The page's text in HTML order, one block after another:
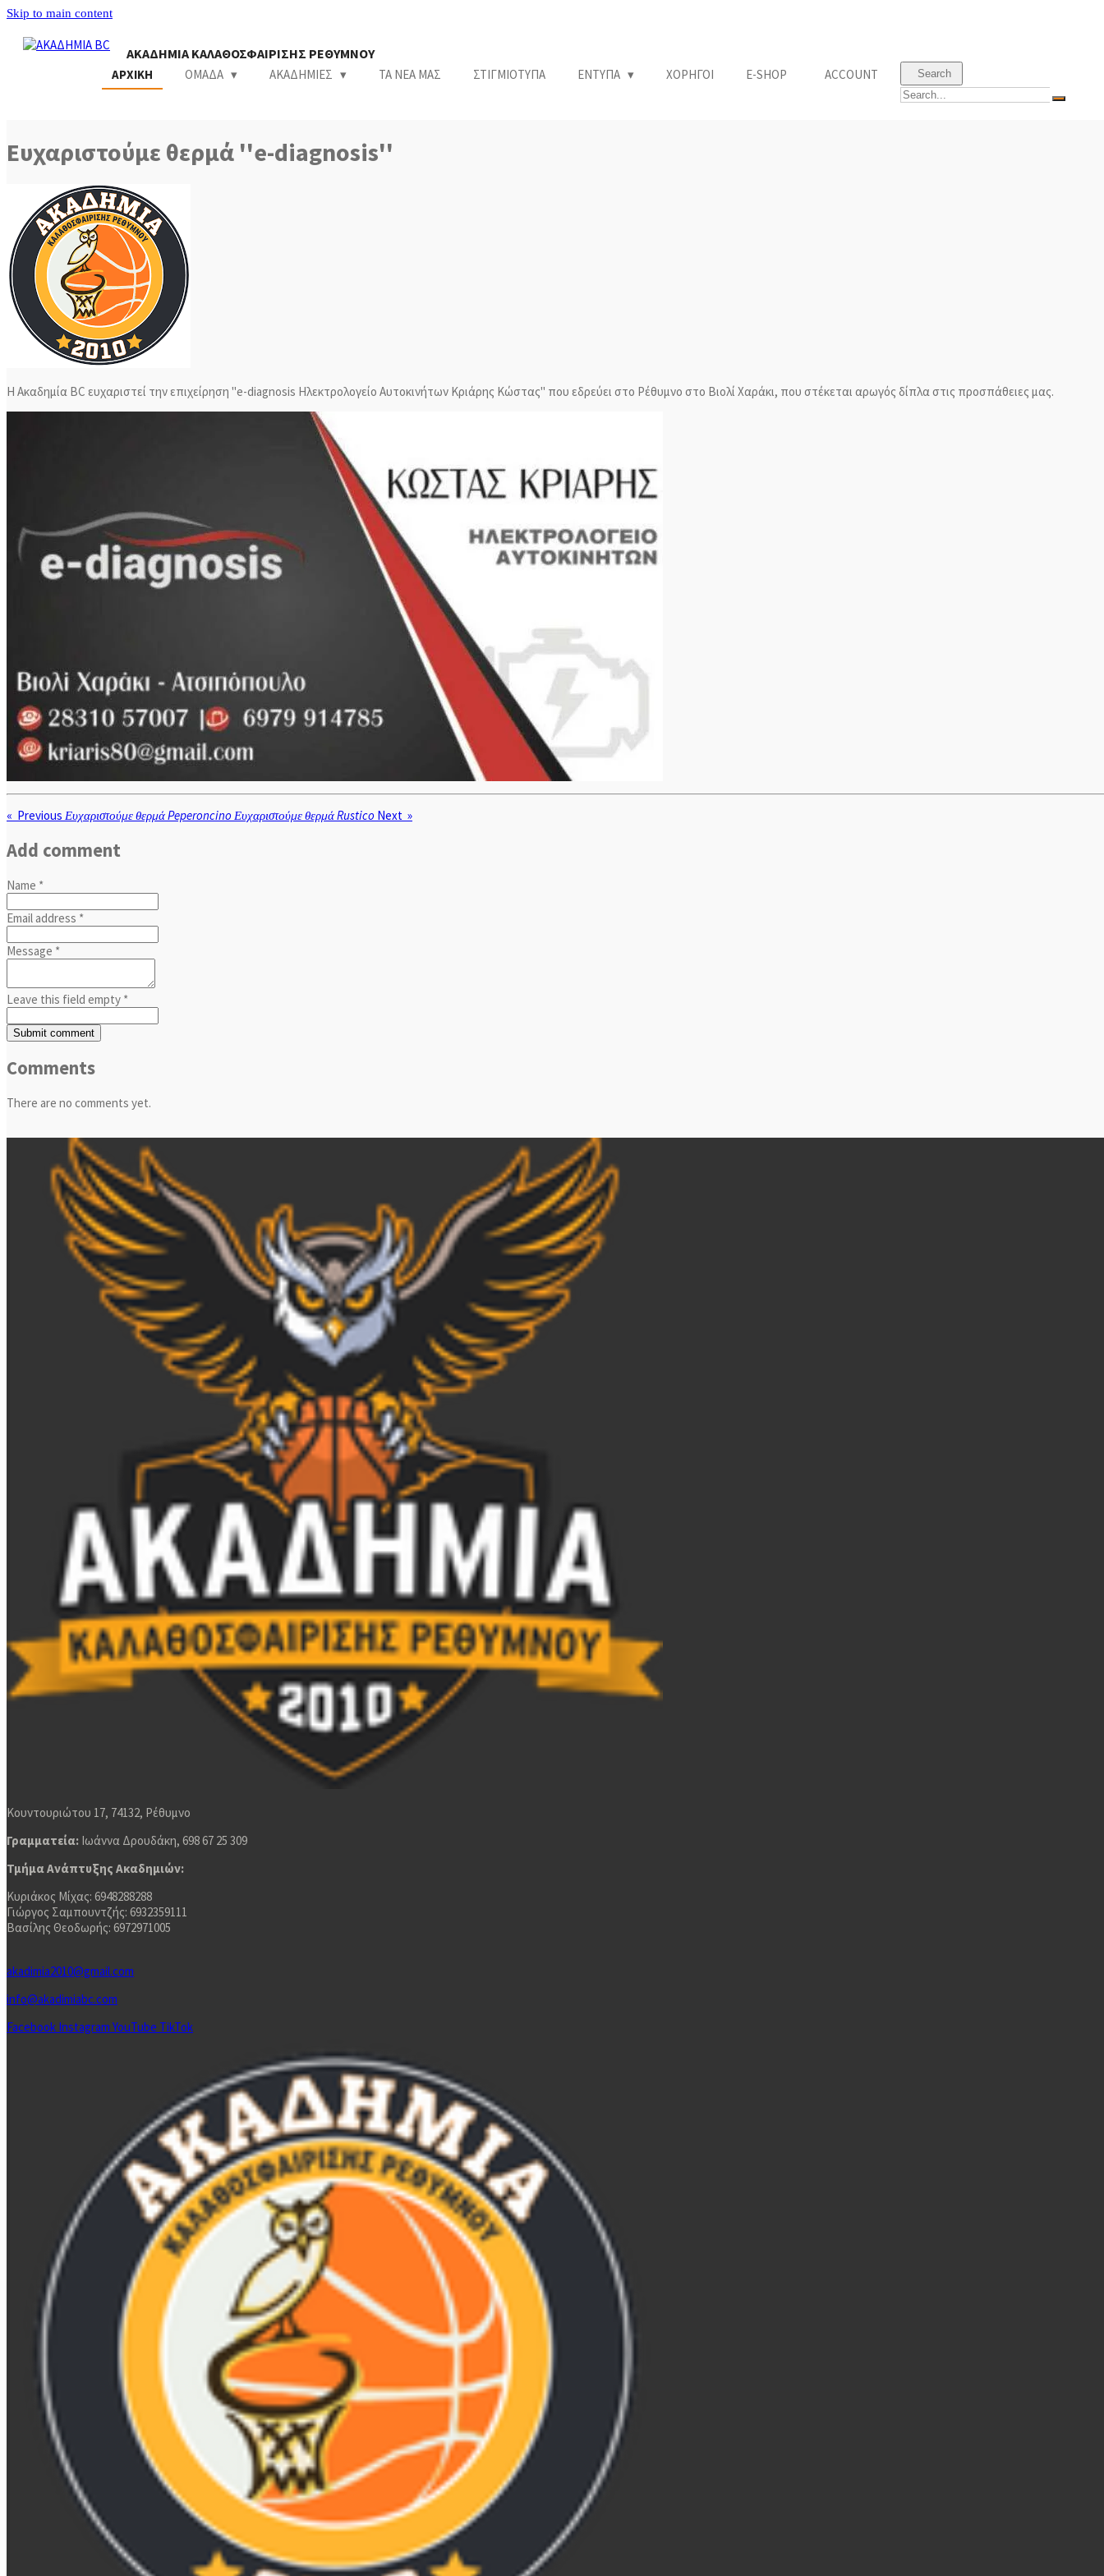
Skip to main content
ΑΚΑΔΗΜΙΑ ΚΑΛΑΘΟΣΦΑΙΡΙΣΗΣ ΡΕΘΥΜΝΟΥ
ΑΡΧΙΚΗ ΟΜΑΔΑ ΑΚΑΔΗΜΙΕΣ ΤΑ ΝΕΑ ΜΑΣ ΣΤΙΓΜΙΟΤΥΠΑ ΕΝΤΥΠΑ ΧΟΡΗΓΟΙ Ε-SHOP ACCOUNT Search
Ευχαριστούμε θερμά ''e-diagnosis''
Η Ακαδημία ΒC ευχαριστεί την επιχείρηση "e-diagnosis Ηλεκτρολογείο Αυτοκινήτων Κριάρης Κώστας" που εδρεύει στο Ρέθυμνο στο Βιολί Χαράκι, που στέκεται αρωγός δίπλα στις προσπάθειες μας.
« Previous Ευχαριστούμε θερμά Peperoncino Ευχαριστούμε θερμά Rustico Next »
Add comment
Name *
Email address *
Message *
Leave this field empty *
Submit comment
Comments
There are no comments yet.
Κουντουριώτου 17, 74132, Ρέθυμνο
Γραμματεία: Ιωάννα Δρουδάκη, 698 67 25 309
Τμήμα Ανάπτυξης Ακαδημιών:
Κυριάκος Μίχας: 6948288288
Γιώργος Σαμπουντζής: 6932359111
Βασίλης Θεοδωρής: 6972971005
akadimia2010@gmail.com
info@akadimiabc.com
Facebook Instagram YouTube TikTok